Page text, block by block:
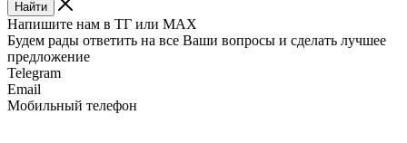
Найти
Напишите нам в ТГ или MAX
Будем рады ответить на все Ваши вопросы и сделать лучшее
предложение
Telegram
Email
Мобильный телефон